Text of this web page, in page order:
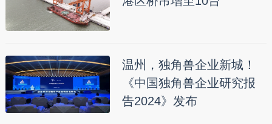
温州，独角兽企业新城！
《中国独角兽企业研究报
告2024》发布